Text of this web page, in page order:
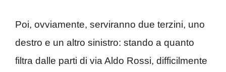
Poi, ovviamente, serviranno due terzini, uno
destro e un altro sinistro: stando a quanto
filtra dalle parti di via Aldo Rossi, difficilmente